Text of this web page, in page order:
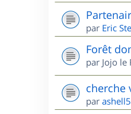
par Eric
Forêt
par Jojo le
cherche
par